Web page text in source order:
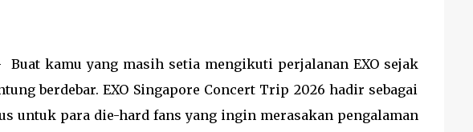
Buat kamu yang masih setia mengikuti perjalanan EXO sejak
berdebar. EXO Singapore Concert Trip 2026 hadir sebagai
untuk para die-hard fans yang ingin merasakan pengalaman